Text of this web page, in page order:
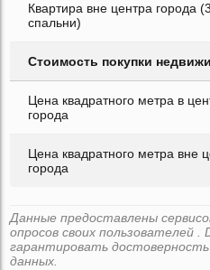
Квартира вне центра города (3
спальни)
Стоимость покупки
Цена квадратного метра в
города
Цена квадратного метра вне
города
Данные предоставлены
опросов своих пользователей
гарантировать
данных.